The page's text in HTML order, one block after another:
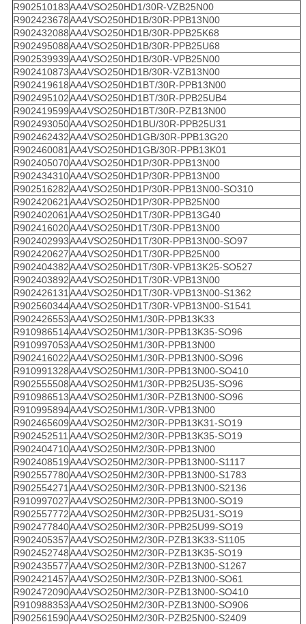
R902510183AA4VSO250HD1/30R-VZB25N00
R902423678AA4VSO250HD1B/30R-PPB13N00
R902432088AA4VSO250HD1B/30R-PPB25K68
R902495088AA4VSO250HD1B/30R-PPB25U68
R902539939AA4VSO250HD1B/30R-VPB25N00
R902410873AA4VSO250HD1B/30R-VZB13N00
R902419618AA4VSO250HD1BT/30R-PPB13N00
R902495102AA4VSO250HD1BT/30R-PPB25UB4
R902419599AA4VSO250HD1BT/30R-PZB13N00
R902493050AA4VSO250HD1BU/30R-PPB25U31
R902462432AA4VSO250HD1GB/30R-PPB13G20
R902460081 AA4VSO250HD1GB/30R-PPB13K01
R902405070AA4VSO250HD1P/30R-PPB13N00
R902434310AA4VSO250HD1P/30R-PPB13N00
R902516282AA4VSO250HD1P/30R-PPB13N00-SO310
R902420621 AA4VSO250HD1P/30R-PPB25N00
R902402061 AA4VSO250HD1T/30R-PPB13G40
R902416020AA4VSO250HD1T/30R-PPB13N00
R902402993AA4VSO250HD1T/30R-PPB13N00-SO97
R902420627AA4VSO250HD1T/30R-PPB25N00
R902404382AA4VSO250HD1T/30R-VPB13K25-SO527
R902403892AA4VSO250HD1T/30R-VPB13N00
R902426131 AA4VSO250HD1T/30R-VPB13N00-S1362
R902560344AA4VSO250HD1T/30R-VPB13N00-S1541
R902426553AA4VSO250HM1/30R-PPB13K33
R910986514AA4VSO250HM1/30R-PPB13K35-SO96
R910997053AA4VSO250HM1/30R-PPB13N00
R902416022AA4VSO250HM1/30R-PPB13N00-SO96
R910991328AA4VSO250HM1/30R-PPB13N00-SO410
R902555508AA4VSO250HM1/30R-PPB25U35-SO96
R910986513AA4VSO250HM1/30R-PZB13N00-SO96
R910995894AA4VSO250HM1/30R-VPB13N00
R902465609AA4VSO250HM2/30R-PPB13K31-SO19
R902452511 AA4VSO250HM2/30R-PPB13K35-SO19
R902404710AA4VSO250HM2/30R-PPB13N00
R902408519AA4VSO250HM2/30R-PPB13N00-S1117
R902557780AA4VSO250HM2/30R-PPB13N00-S1783
R902554271 AA4VSO250HM2/30R-PPB13N00-S2136
R910997027AA4VSO250HM2/30R-PPB13N00-SO19
R902557772AA4VSO250HM2/30R-PPB25U31-SO19
R902477840AA4VSO250HM2/30R-PPB25U99-SO19
R902405357AA4VSO250HM2/30R-PZB13K33-S1105
R902452748AA4VSO250HM2/30R-PZB13K35-SO19
R902435577AA4VSO250HM2/30R-PZB13N00-S1267
R902421457AA4VSO250HM2/30R-PZB13N00-SO61
R902472090AA4VSO250HM2/30R-PZB13N00-SO410
R910988353AA4VSO250HM2/30R-PZB13N00-SO906
R902561590AA4VSO250HM2/30R-PZB25N00-S2409